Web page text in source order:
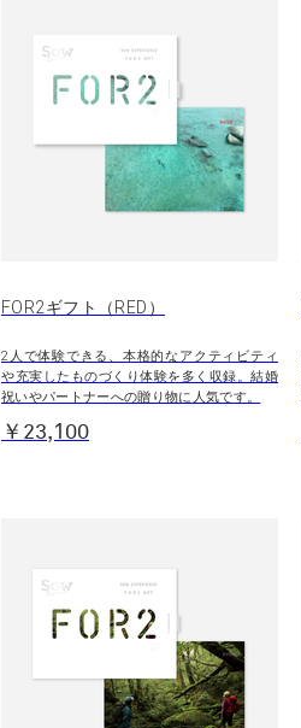
FOR2ギフト（RED）
2人で体験できる、本格的なアクティビティ
や充実したものづくり体験を多く収録。結婚
祝いやパートナーへの贈り物に人気です。
￥23,100